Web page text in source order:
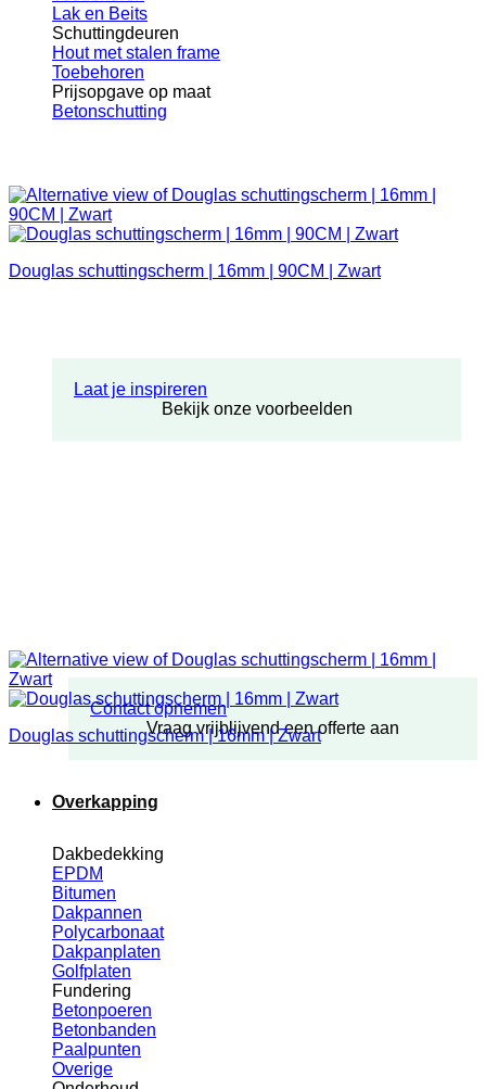
Lak en Beits
Schuttingdeuren
Hout met stalen frame
Toebehoren
Prijsopgave op maat
Betonschutting
Laat je inspireren
Bekijk onze voorbeelden
Contact opnemen
Vraag vrijblijvend een offerte aan
Overkapping
Dakbedekking
EPDM
Bitumen
Dakpannen
Polycarbonaat
Dakpanplaten
Golfplaten
Fundering
Betonpoeren
Betonbanden
Paalpunten
Overige
Douglas schuttingscherm | 16mm | 90CM | Zwart
Douglas schuttingscherm | 16mm | Zwart